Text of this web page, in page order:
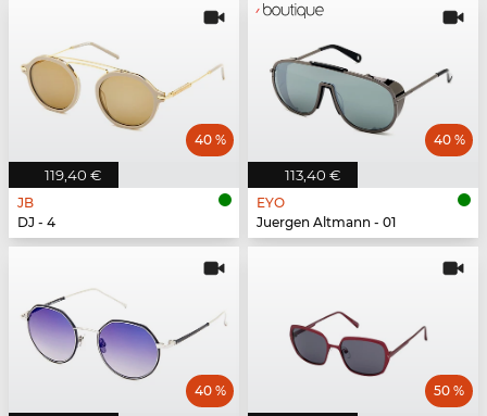
119,40 €
40 %
JB
DJ - 4
113,40 €
40 %
EYO
Juergen Altmann - 01
40 % 50 %